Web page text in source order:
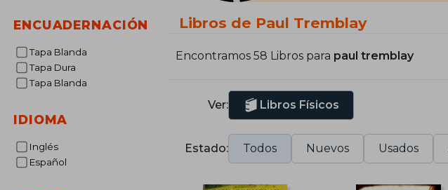
ENCUADERNACIÓN
Tapa Blanda
Tapa Dura
Tapa Blanda
IDIOMA
Inglés
Español
Libros de Paul Tremblay
Encontramos 58 Libros para paul tremblay
Ver: Libros Físicos
Estado: Todos Nuevos Usados